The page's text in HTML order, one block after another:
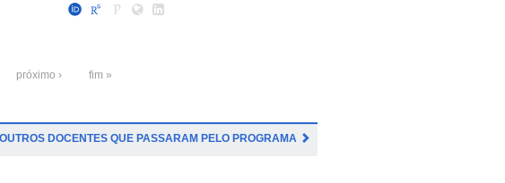
próximo › fim »
DOCENTES QUE PASSARAM PELO PROGRAMA